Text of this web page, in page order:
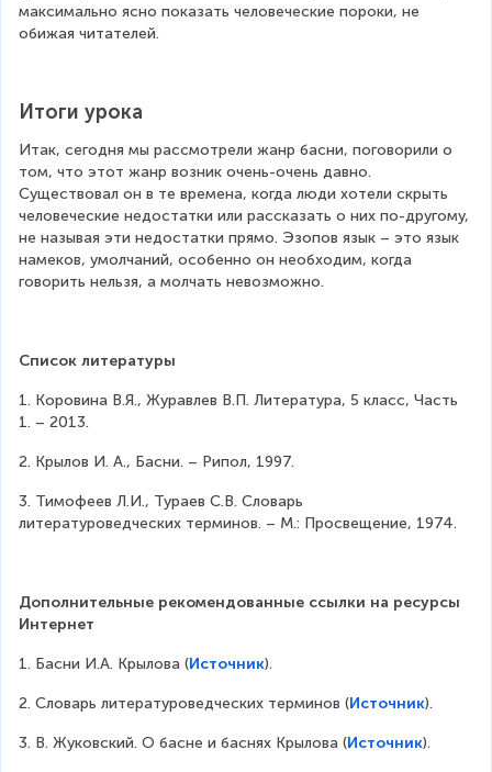
максимально ясно показать человеческие пороки, не
обижая читателей.
Итоги урока
Итак, сегодня мы рассмотрели жанр басни, поговорили о
том, что этот жанр возник очень-очень давно.
Существовал он в те времена, когда люди хотели скрыть
человеческие недостатки или рассказать о них по-другому,
не называя эти недостатки прямо. Эзопов язык – это язык
намеков, умолчаний, особенно он необходим, когда
говорить нельзя, а молчать невозможно.
Список литературы
1. Коровина В.Я., Журавлев В.П. Литература, 5 класс, Часть
1. – 2013.
2. Крылов И. А., Басни. – Рипол, 1997.
3. Тимофеев Л.И., Тураев С.В. Словарь
литературоведческих терминов. – М.: Просвещение, 1974.
Дополнительные рекомендованные ссылки на ресурсы
Интернет
1. Басни И.А. Крылова (Источник).
2. Словарь литературоведческих терминов (Источник).
3. В. Жуковский. О басне и баснях Крылова (Источник).